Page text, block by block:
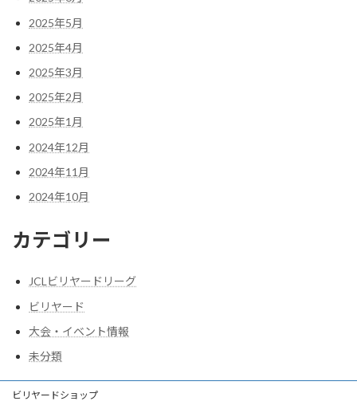
2025年5月
2025年4月
2025年3月
2025年2月
2025年1月
2024年12月
2024年11月
2024年10月
カテゴリー
JCLビリヤードリーグ
ビリヤード
大会・イベント情報
未分類
ビリヤードショップ